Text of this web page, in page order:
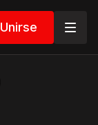
Unirse